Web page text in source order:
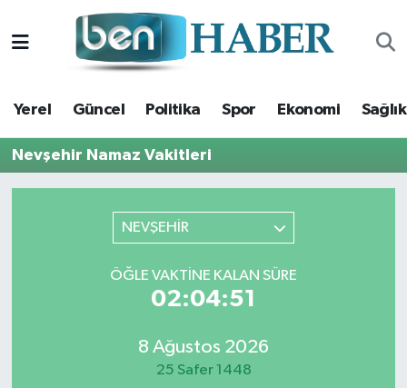
Yerel Güncel Politika Spor Ekonomi Sağlık
Nevşehir Namaz Vakitleri
NEVŞEHİR
ÖĞLE VAKTINE KALAN SÜRE
02:04:51
8 Ağustos 2026
25 Safer 1448
Yerel
Güncel
Politika
Hava Durumu
Trafik Durumu
Süper Lig Puan Durumu ve Fikstür